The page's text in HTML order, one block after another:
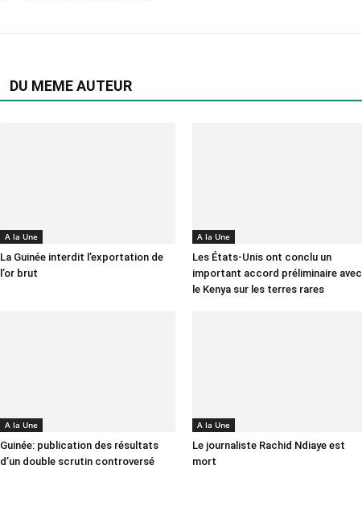
DU MEME AUTEUR
A la Une
La Guinée interdit l’exportation de
l’or brut
A la Une
Les États-Unis ont conclu un
important accord préliminaire avec
le Kenya sur les terres rares
A la Une
Guinée: publication des résultats
d’un double scrutin controversé
A la Une
Le journaliste Rachid Ndiaye est
mort